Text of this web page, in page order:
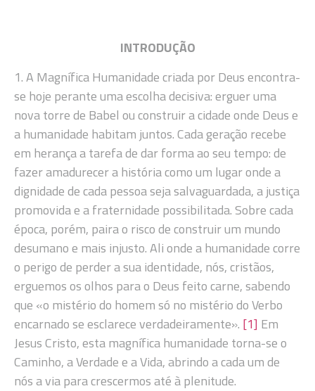
INTRODUÇÃO
1. A Magnífica Humanidade criada por Deus encontra-
se hoje perante uma escolha decisiva: erguer uma
nova torre de Babel ou construir a cidade onde Deus e
a humanidade habitam juntos. Cada geração recebe
em herança a tarefa de dar forma ao seu tempo: de
fazer amadurecer a história como um lugar onde a
dignidade de cada pessoa seja salvaguardada, a justiça
promovida e a fraternidade possibilitada. Sobre cada
época, porém, paira o risco de construir um mundo
desumano e mais injusto. Ali onde a humanidade corre
o perigo de perder a sua identidade, nós, cristãos,
erguemos os olhos para o Deus feito carne, sabendo
que «o mistério do homem só no mistério do Verbo
encarnado se esclarece verdadeiramente». [1] Em
Jesus Cristo, esta magnífica humanidade torna-se o
Caminho, a Verdade e a Vida, abrindo a cada um de
nós a via para crescermos até à plenitude.